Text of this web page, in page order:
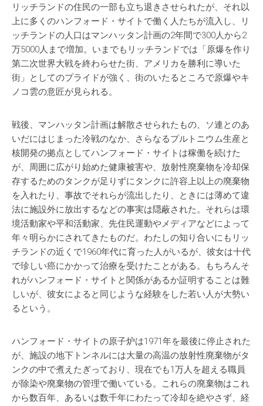
リッチランドの住民の一部も立ち退きさせられたが、それ以
上に多くのハンフォード・サイトで働く人たちが流入し、リ
ッチランドの人口はマンハッタン計画の2年間で300人から2
万5000人まで増加。いまでもリッチランドでは「原爆を作り
第二次世界大戦を終わらせた街、アメリカを勝利に導いた
街」としてのプライドが強く、街のいたるところで原爆やキ
ノコ雲の意匠が見られる。
戦後、マンハッタン計画は解散させられたもの、ソ連とのあ
いだにはじまった冷戦のなか、さらなるプルトニウム生産と
核開発の拠点としてハンフォード・サイトは稼働を続けた
が、周囲に広がり始めた健康被害や、放射性廃棄物を冷却保
存するためのタンクが足りずにタンクに許容上以上の廃棄物
を入れたり、事故でそれらが流出したり、ときには薄めて違
法に施設外に放出するなどの事実は隠蔽された。それらは環
境活動家や平和活動家、先住民運動やメディアなどによって
年々明らかにされてきたものだ。わたしの知り合いにもリッ
チランドの近くで1960年代に育った人がいるが、彼女は十代
で珍しい癌にかかって治療を受けたことがある。もちろんそ
れがハンフォード・サイトと関係があるか証明することは難
しいが、彼女によると同じような経験をした若い人が大勢い
るという。
ハンフォード・サイトの原子炉は1971年を最後に停止された
が、施設の地下トンネルには大量の高温の放射性廃棄物がタ
ンクの中で煮えたぎっており、現在でも1万人を超える職員
が除染や廃棄物の管理で働いている。これらの廃棄物はこれ
から数百年、あるいは数千年にわたって冷却を絶やさず、経